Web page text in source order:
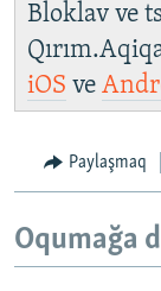
Bloklav ve
iOS ve
Paylaşmaq
Oqumağa